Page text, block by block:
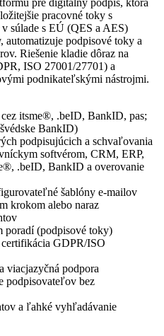
pracovné toky s
súlade s EÚ (QES a AES)
automatizuje podpisové toky a
Riešenie kladie dôraz na
ISO 27001/27701) a
podnikateľskými nástrojmi.
itsme®, .beID, BankID, pas;
BankID)
podpisujúcich a schvaľovania
softvérom, CRM, ERP,
.beID, BankID a overovanie
šablóny e-mailov
krokom alebo naraz
poradí (podpisové toky)
GDPR/ISO
viacjazyčná podpora
podpisovateľov bez
a ľahké vyhľadávanie